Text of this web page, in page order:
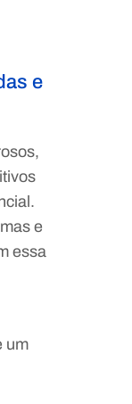
e
e
essa
um